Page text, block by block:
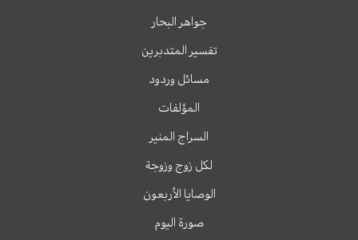
جواهر البحار
تفسير المتدبرين
مسائل وردود
المؤلفات
السراج المنير
لكل زوج وزوجة
الوصايا الأربعون
صورة اليوم